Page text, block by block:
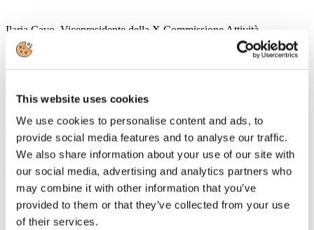
This website uses cookies
We use cookies to personalise content and ads, to
provide social media features and to analyse our traffic.
We also share information about your use of our site with
our social media, advertising and analytics partners who
may combine it with other information that you’ve
provided to them or that they’ve collected from your use
of their services.
Ilaria Cavo, Vicepresidente della X Commissione Attività
produttive, Commercio e Turismo della Camera dei Deputati: "La
nautica non può più essere considerata un comparto di nicchia, ma
di approccio importante, riconoscendo il settore all'interno di una
visione unitaria delle politiche marittime e introducendo strumenti
concreti di semplificazione e sostegno alla competitività. Oggi
dobbiamo continuare a lavorare sulle sfide che guardano al futuro:
formazione, innovazione, intelligenza artificiale, energia e sviluppo
delle infrastrutture. È da questi fattori che dipenderà la capacità della
nautica italiana di rafforzare la propria leadership e di creare nuove
opportunità per le imprese e per le giovani generazioni."
In un messaggio inviato alla Convention SATEC 2026, il Vice